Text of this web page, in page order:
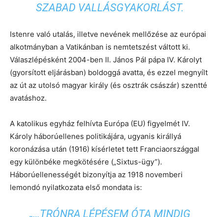
SZABAD VALLÁSGYAKORLÁST.
Istenre való utalás, illetve nevének mellőzése az európai
alkotmányban a Vatikánban is nemtetszést váltott ki.
Válaszlépésként 2004-ben II. János Pál pápa IV. Károlyt
(gyorsított eljárásban) boldoggá avatta, és ezzel megnyílt
az út az utolsó magyar király (és osztrák császár) szentté
avatáshoz.
A katolikus egyház felhívta Európa (EU) figyelmét IV.
Károly háborúellenes politikájára, ugyanis királlyá
koronázása után (1916) kísérletet tett Franciaországgal
egy különbéke megkötésére („Sixtus-ügy”).
Háborúellenességét bizonyítja az 1918 novemberi
lemondó nyilatkozata első mondata is:
„…TRÓNRA LÉPÉSEM ÓTA MINDIG